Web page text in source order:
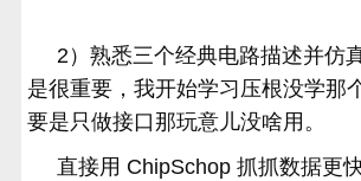
2）熟悉三个经典电路描述并仿
是很重要，我开始学习压根没学那
要是只做接口那玩意儿没啥用。
直接用 ChipSchop 抓抓数据更